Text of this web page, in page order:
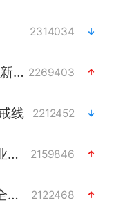
2314034
“电影+”如何激发千亿级消费新活力？ 2269403
线 2212452
全球首个长时储能一体化产业园量产 2159846
陈垣宇0-3张禹珍 国乒男单全军覆没 2122468